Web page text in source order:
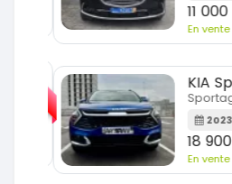
11
En vente
KIA
2023
18
En vente